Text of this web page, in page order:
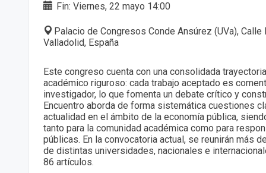
Fin: Viernes, 22 mayo 14:00
Palacio de Congresos Conde Ansúrez (UVa), Calle
Valladolid, España
Este congreso cuenta con una consolidada
académico riguroso: cada trabajo aceptado es
investigador, lo que fomenta un debate crítico y
Encuentro aborda de forma sistemática cuestiones
actualidad en el ámbito de la economía pública,
tanto para la comunidad académica como para
públicas. En la convocatoria actual, se reunirán más
de distintas universidades, nacionales e
86 artículos.